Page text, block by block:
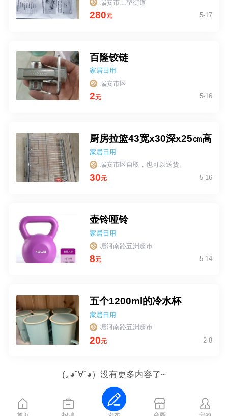
瑞安市上望街道
280元 5-17
百隆铰链
家居日用
瑞安市区
2元 5-16
厨房拉篮43宽x30深x25㎝高
家居日用
瑞安市区自取，也可以送货。
30元 5-16
壶铃哑铃
家居日用
塘河南路五洲超市
8元 5-14
五个1200ml的冷水杯
家居日用
塘河南路五洲超市
20元 2-8
(｡◕ˇ∀ˇ◕）没有更多内容了~